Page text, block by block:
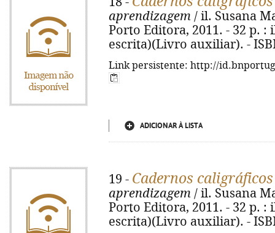
aprendizagem / il. Susana
Porto Editora, 2011. - 32 p. :
escrita)(Livro auxiliar). -
Link persistente: http://
ADICIONAR À LISTA
19 - Cadernos
aprendizagem / il. Susana
Porto Editora, 2011. - 32 p. :
escrita)(Livro auxiliar). -